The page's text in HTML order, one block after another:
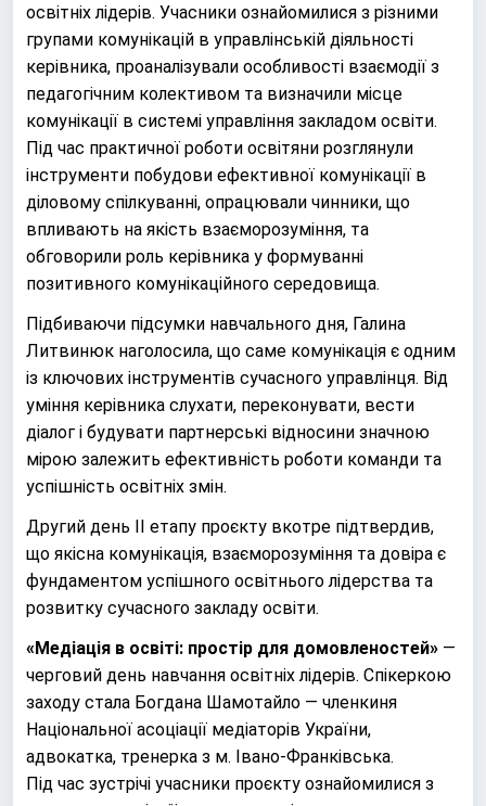
освітніх лідерів. Учасники ознайомилися з різними
групами комунікацій в управлінській діяльності
керівника, проаналізували особливості взаємодії з
педагогічним колективом та визначили місце
комунікації в системі управління закладом освіти.
Під час практичної роботи освітяни розглянули
інструменти побудови ефективної комунікації в
діловому спілкуванні, опрацювали чинники, що
впливають на якість взаєморозуміння, та
обговорили роль керівника у формуванні
позитивного комунікаційного середовища.
Підбиваючи підсумки навчального дня, Галина
Литвинюк наголосила, що саме комунікація є одним
із ключових інструментів сучасного управлінця. Від
уміння керівника слухати, переконувати, вести
діалог і будувати партнерські відносини значною
мірою залежить ефективність роботи команди та
успішність освітніх змін.
Другий день ІІ етапу проєкту вкотре підтвердив,
що якісна комунікація, взаєморозуміння та довіра є
фундаментом успішного освітнього лідерства та
розвитку сучасного закладу освіти.
«Медіація в освіті: простір для домовленостей» —
черговий день навчання освітніх лідерів. Спікеркою
заходу стала Богдана Шамотайло — членкиня
Національної асоціації медіаторів України,
адвокатка, тренерка з м. Івано-Франківська.
Під час зустрічі учасники проєкту ознайомилися з